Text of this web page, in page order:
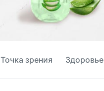
Точка зрения Здоровье